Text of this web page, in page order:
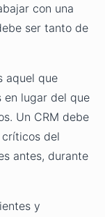
con una
ser tanto de
aquel que
en lugar del que
Un CRM debe
críticos del
antes, durante
y